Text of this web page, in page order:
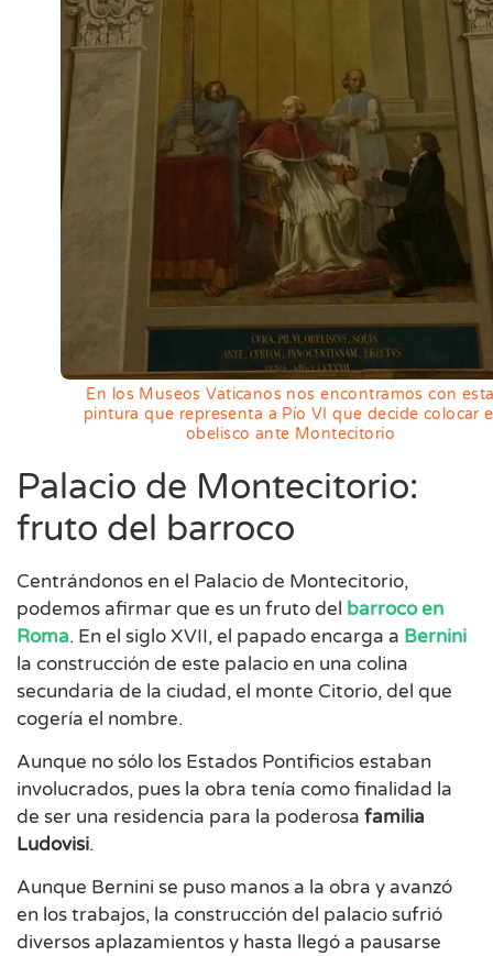
En los Museos Vaticanos nos encontramos con
pintura que representa a Pío VI que decide colocar
obelisco ante Montecitorio
Palacio de Montecitorio:
fruto del barroco
Centrándonos en el Palacio de Montecitorio,
podemos afirmar que es un fruto del barroco en
Roma. En el siglo XVII, el papado encarga a Bernini
la construcción de este palacio en una colina
secundaria de la ciudad, el monte Citorio, del que
cogería el nombre.
Aunque no sólo los Estados Pontificios estaban
involucrados, pues la obra tenía como finalidad la
de ser una residencia para la poderosa familia
Ludovisi.
Aunque Bernini se puso manos a la obra y avanzó
en los trabajos, la construcción del palacio sufrió
diversos aplazamientos y hasta llegó a pausarse